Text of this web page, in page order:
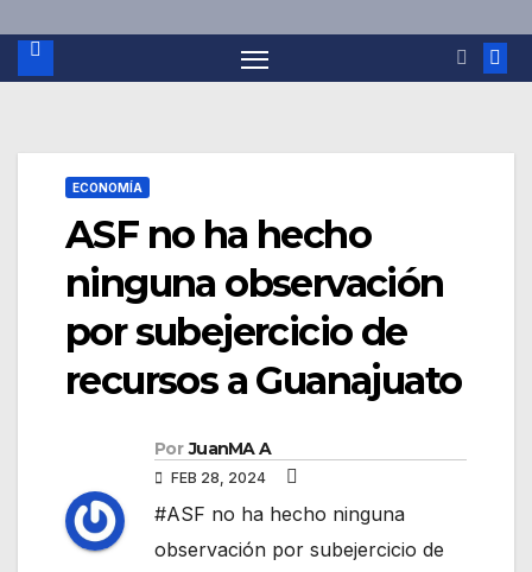
ECONOMÍA
ASF no ha hecho
ninguna observación
por subejercicio de
recursos a Guanajuato
Por JuanMA A
FEB 28, 2024
#ASF no ha hecho ninguna
observación por subejercicio de